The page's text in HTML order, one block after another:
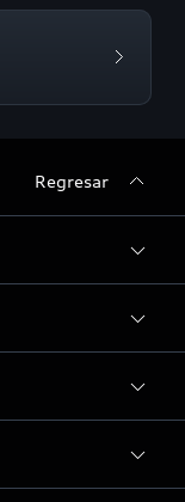
Regresar